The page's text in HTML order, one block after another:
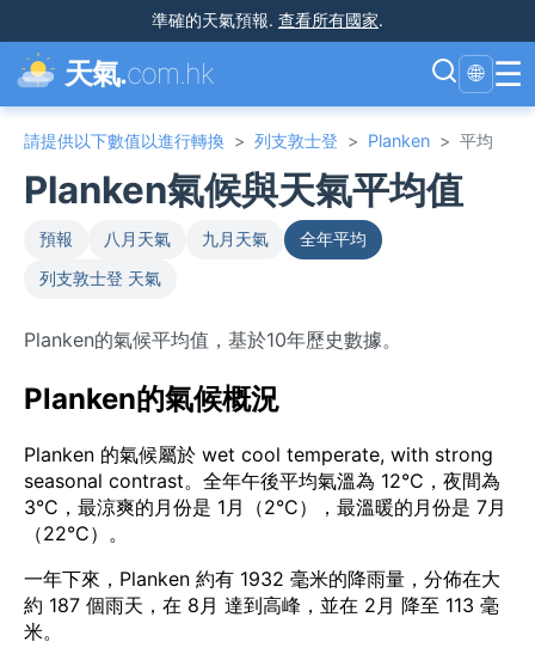
準確的天氣預報. 查看所有國家.
天氣.com.hk 🌐 ☰
請提供以下數值以進行轉換 > 列支敦士登 > Planken > 平均
Planken氣候與天氣平均值
預報 八月天氣 九月天氣
全年平均
列支敦士登 天氣
Planken的氣候平均值，基於10年歷史數據。
Planken的氣候概況
Planken 的氣候屬於 wet cool temperate, with strong
seasonal contrast。全年午後平均氣溫為 12°C，夜間為
3°C，最涼爽的月份是 1月（2°C），最溫暖的月份是 7月
（22°C）。
一年下來，Planken 約有 1932 毫米的降雨量，分佈在大
約 187 個雨天，在 8月 達到高峰，並在 2月 降至 113 毫
米。